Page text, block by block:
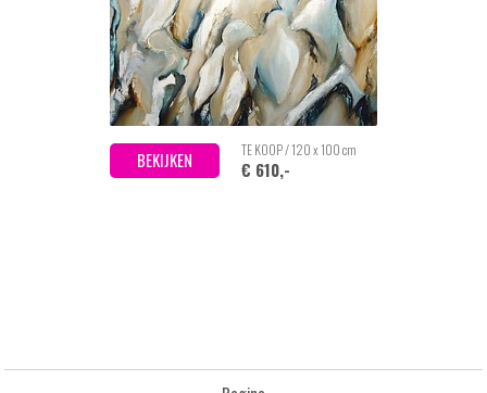
BEKIJKEN TE KOOP / 120 x 100 cm
€ 610,-